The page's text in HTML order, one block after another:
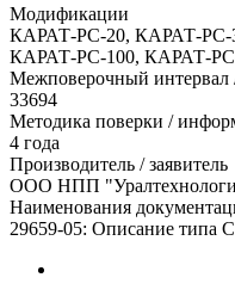
Модификации
КАРАТ-РС-20, КАРАТ-РС-
КАРАТ-РС-100, КАРАТ-
Межповерочный интервал
33694
Методика поверки /
4 года
Производитель / заявитель
ООО НПП
Наименования
29659-05: Описание типа